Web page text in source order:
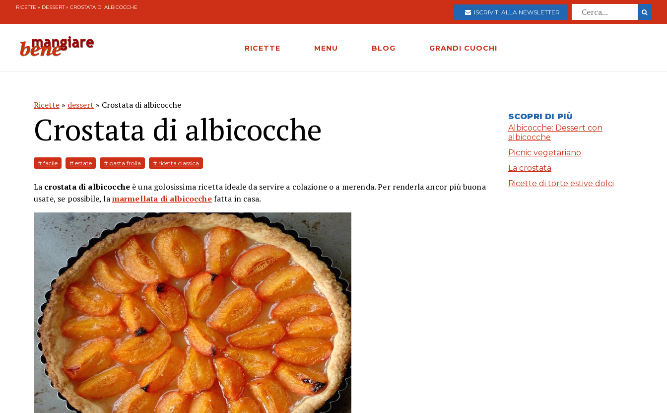
RICETTE » DESSERT» CROSTATA DI ALBICOCCHE
ISCRIVITI ALLA NEWSLETTER
RICETTE MENU BLOG GRANDI CUOCHI
Ricette » dessert » Crostata di albicocche
Crostata di albicocche
# facile # estate # pasta frolla # ricetta classica
La crostata di albicocche è una golosissima ricetta ideale da servire a colazione o a merenda. Per renderla ancor più buona
usate, se possibile, lamarmellata di albicocchefatta in casa.
SCOPRI DI PIÙ
Albicocche: Dessert con
albicocche
Picnic vegetariano
La crostata
Ricette di torte estive dolci